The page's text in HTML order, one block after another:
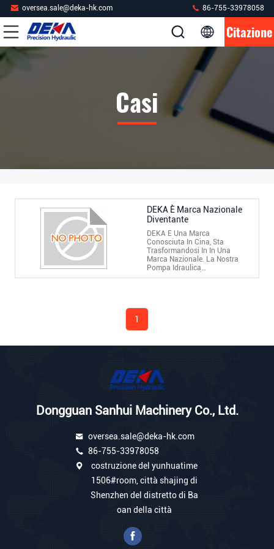
oversea.sale@deka-hk.com 86-755-33978058
Citazione
Casi
DEKA È Marca Nazionale
Diventante
DEKA È Una Marca
Conosciuta In Cina, Sta
Trasformandosi In In Una
Marca Nazionale. La Nostra
Pompa Idraulica
Dell'escavatore È Ampiamente
2020 Escavatore Hydraulic
Di Asse, Pistone Di Y Degli
1
Dongguan Sanhui Machinery Co., Ltd.
oversea.sale@deka-hk.com
86-755-33978058
costruzione del yunhuatime
1506#room, città shajing di
Shenzhen del distretto di Ba
oan della città